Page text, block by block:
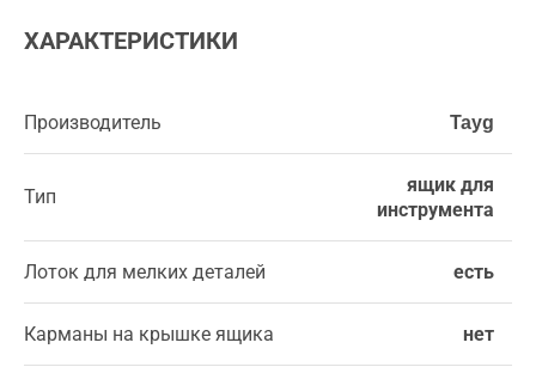
ХАРАКТЕРИСТИКИ
Производитель Tayg
Тип
ящик для
инструмента
Лоток для мелких деталей есть
Карманы на крышке ящика нет